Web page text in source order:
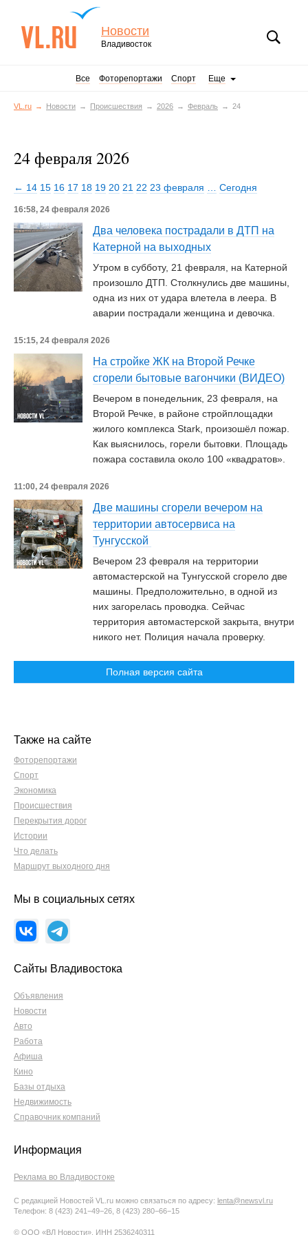
Новости
Владивосток
Все Фоторепортажи Спорт Еще
VL.ru Новости Происшествия 2026 Февраль 24
24 февраля 2026
← 14 15 16 17 18 19 20 21 22 23 февраля Сегодня
16:58, 24 февраля 2026
Два человека пострадали в ДТП на
Катерной на выходных
Утром в субботу, 21 февраля, на Катерной
произошло ДТП. Столкнулись две машины,
одна из них от удара влетела в леера. В
аварии пострадали женщина и девочка.
15:15, 24 февраля 2026
На стройке ЖК на Второй Речке
сгорели бытовые вагончики (ВИДЕО)
Вечером в понедельник, 23 февраля, на
Второй Речке, в районе стройплощадки
жилого комплекса Stark, произошёл пожар.
Как выяснилось, горели бытовки. Площадь
пожара составила около 100 «квадратов».
11:00, 24 февраля 2026
Две машины сгорели вечером на
территории автосервиса на
Тунгусской
Вечером 23 февраля на территории
автомастерской на Тунгусской сгорело две
машины. Предположительно, в одной из
них загорелась проводка. Сейчас
территория автомастерской закрыта, внутри
никого нет. Полиция начала проверку.
Полная версия сайта
Также на сайте
Фоторепортажи
Спорт
Экономика
Происшествия
Перекрытия дорог
Истории
Что делать
Маршрут выходного дня
Мы в социальных сетях
Сайты Владивостока
Объявления
Новости
Авто
Работа
Афиша
Кино
Базы отдыха
Недвижимость
Справочник компаний
Информация
Реклама во Владивостоке
С редакцией Новостей VL.ru можно связаться по адресу: lenta@newsvl.ru
Телефон: 8 (423) 241−49−26, 8 (423) 280−66−15
© ООО «ВЛ Новости», ИНН 2536240311